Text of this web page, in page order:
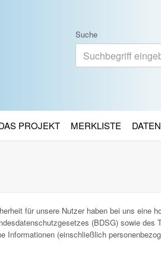
Suche
PROJEKT MERKLISTE
für unsere Nutzer haben bei uns eine
(BDSG) sowie
(einschließlich